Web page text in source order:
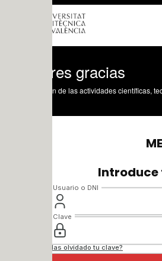
gracias
de las actividades científicas, tecnológicas y